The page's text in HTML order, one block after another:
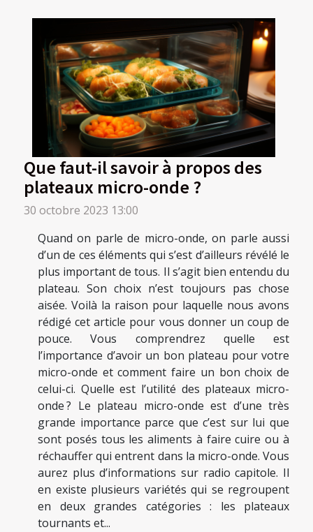
Que faut-il savoir à propos des
plateaux micro-onde ?
30 octobre 2023 13:00
Quand on parle de micro-onde, on parle aussi
d’un de ces éléments qui s’est d’ailleurs révélé le
plus important de tous. Il s’agit bien entendu du
plateau. Son choix n’est toujours pas chose
aisée. Voilà la raison pour laquelle nous avons
rédigé cet article pour vous donner un coup de
pouce. Vous comprendrez quelle est
l’importance d’avoir un bon plateau pour votre
micro-onde et comment faire un bon choix de
celui-ci. Quelle est l’utilité des plateaux micro-
onde ? Le plateau micro-onde est d’une très
grande importance parce que c’est sur lui que
sont posés tous les aliments à faire cuire ou à
réchauffer qui entrent dans la micro-onde. Vous
aurez plus d’informations sur radio capitole. Il
en existe plusieurs variétés qui se regroupent
en deux grandes catégories : les plateaux
tournants et...